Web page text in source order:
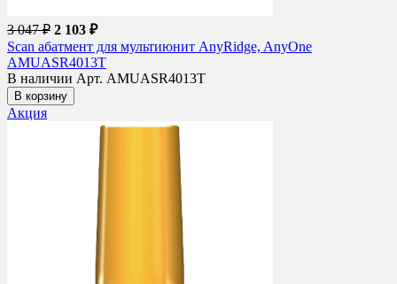
3 047 ₽ 2 103 ₽
Scan абатмент для мультиюнит AnyRidge, AnyOne
AMUASR4013T
В наличии Арт. AMUASR4013T
В корзину
Акция